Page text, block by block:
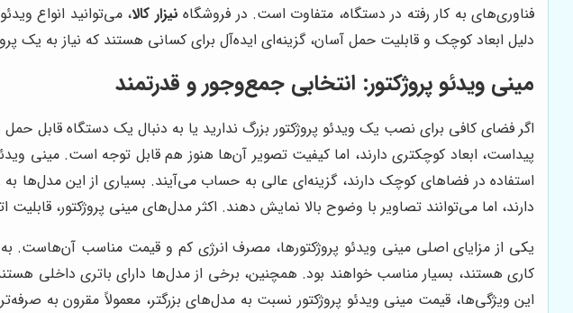
فناوری‌های به کار رفته در دستگاه، متفاوت است. در فروشگاه نیزار کالا، می‌توانید انواع
دلیل ابعاد کوچک و قابلیت حمل آسان، گزینه‌ای ایده‌آل برای کسانی هستند که نیاز به یک
مینی ویدئو پروژکتور: انتخابی جمع‌وجور و قدرتمند
اگر فضای کافی برای نصب یک ویدئو پروژکتور بزرگ ندارید یا به دنبال یک دستگاه قابل
پیداست، ابعاد کوچکتری دارند، اما کیفیت تصویر آن‌ها هنوز هم قابل توجه است. مینی
استفاده در فضاهای کوچک دارند، گزینه‌ای عالی به حساب می‌آیند. بسیاری از این مدل‌ها
دارند، اما می‌توانند تصاویر با وضوح بالا نمایش دهند. اکثر مدل‌های مینی پروژکتور،
یکی از مزایای اصلی مینی ویدئو پروژکتورها، مصرف انرژی کم و قیمت مناسب آن‌هاست. به
کاری هستند، بسیار مناسب خواهند بود. همچنین، برخی از مدل‌ها دارای باتری داخلی
این ویژگی‌ها، قیمت مینی ویدئو پروژکتور نسبت به مدل‌های بزرگتر، معمولاً مقرون به